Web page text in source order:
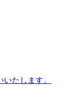
たします。